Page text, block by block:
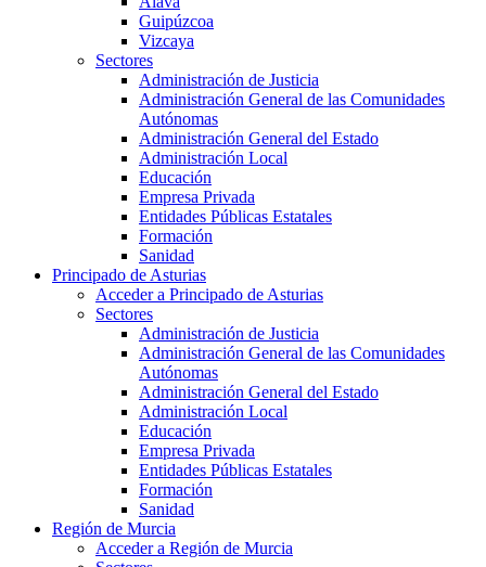
Guipúzcoa
Vizcaya
Sectores
Administración de Justicia
Administración General de las Comunidades
Autónomas
Administración General del Estado
Administración Local
Educación
Empresa Privada
Entidades Públicas Estatales
Formación
Sanidad
Principado de Asturias
Acceder a Principado de Asturias
Sectores
Administración de Justicia
Administración General de las Comunidades
Autónomas
Administración General del Estado
Administración Local
Educación
Empresa Privada
Entidades Públicas Estatales
Formación
Sanidad
Región de Murcia
Acceder a Región de Murcia